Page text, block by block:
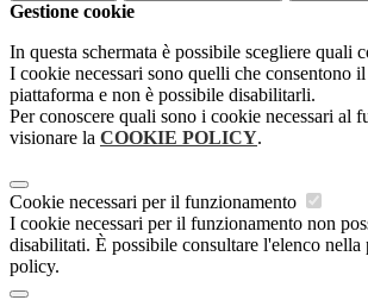
Gestione cookie
In questa schermata è possibile scegliere quali
I cookie necessari sono quelli che consentono
piattaforma e non è possibile disabilitarli.
Per conoscere quali sono i cookie necessari al
visionare la COOKIE POLICY.
Cookie necessari per il funzionamento
I cookie necessari per il funzionamento non
disabilitati. È possibile consultare l'elenco nella
policy.